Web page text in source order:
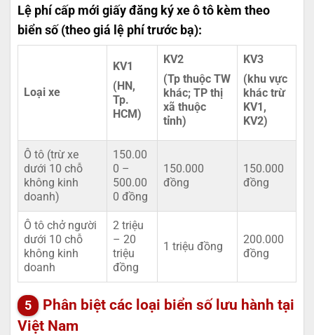
Lệ phí cấp mới giấy đăng ký xe ô tô kèm theo
biển số (theo giá lệ phí trước bạ):
Loại xe
KV1
(HN,
Tp.
HCM)
KV2
(Tp thuộc TW
khác; TP thị
xã thuộc
tỉnh)
KV3
(khu vực
khác trừ
KV1,
KV2)
Ô tô (trừ xe
dưới 10 chỗ
không kinh
doanh)
150.00
0 –
500.00
0 đồng
150.000
đồng
150.000
đồng
Ô tô chở người
dưới 10 chỗ
không kinh
doanh
2 triệu
– 20
triệu
đồng
1 triệu đồng
200.000
đồng
Phân biệt các loại biển số lưu hành tại
Việt Nam